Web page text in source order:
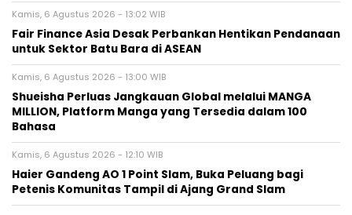
Kamis, 6 Agustus 2026 - 13:02 WIB
Fair Finance Asia Desak Perbankan Hentikan Pendanaan
untuk Sektor Batu Bara di ASEAN
Kamis, 6 Agustus 2026 - 13:00 WIB
Shueisha Perluas Jangkauan Global melalui MANGA
MILLION, Platform Manga yang Tersedia dalam 100
Bahasa
Kamis, 6 Agustus 2026 - 12:10 WIB
Haier Gandeng AO 1 Point Slam, Buka Peluang bagi
Petenis Komunitas Tampil di Ajang Grand Slam